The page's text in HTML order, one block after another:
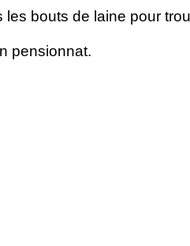
bouts de laine pour
pensionnat.